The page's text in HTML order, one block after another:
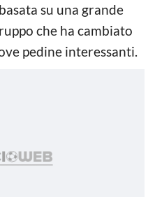
su una grande
che ha cambiato
pedine interessanti.